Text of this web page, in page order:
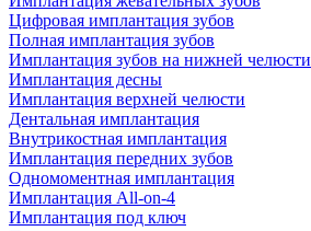
Цифровая имплантация зубов
Полная имплантация зубов
Имплантация зубов на нижней челюсти
Имплантация десны
Имплантация верхней челюсти
Дентальная имплантация
Внутрикостная имплантация
Имплантация передних зубов
Одномоментная имплантация
Имплантация All-on-4
Имплантация под ключ